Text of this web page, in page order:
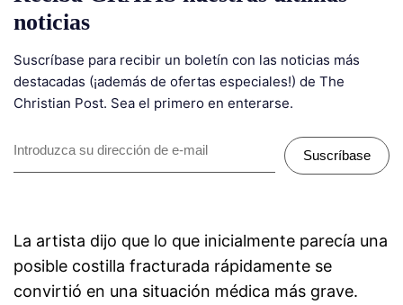
noticias
Suscríbase para recibir un boletín con las noticias más
destacadas (¡además de ofertas especiales!) de The
Christian Post. Sea el primero en enterarse.
Suscríbase
La artista dijo que lo que inicialmente parecía una
posible costilla fracturada rápidamente se
convirtió en una situación médica más grave.